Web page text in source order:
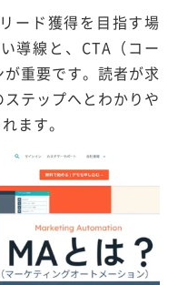
ード獲得を目指す場
導線と、CTA（コー
重要です。読者が求
テップへとわかりや
ます。